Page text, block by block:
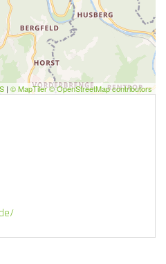
| © MapTiler © OpenStreetMap contributors